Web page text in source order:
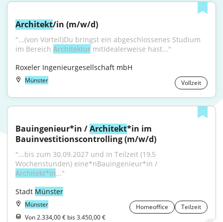
Architekt/in (m/w/d)
"...(von Vorteil)Du bringst ein abgeschlossenes Studium
im Bereich Architektur mitIdealerweise hast..."
Roxeler Ingenieurgesellschaft mbH
Münster Vollzeit
Bauingenieur*in / Architekt*in im
Bauinvestitionscontrolling (m/w/d)
"...bis zum 30.09.2027 und in Teilzeit (19,5
Architekt*in..."
Stadt Münster
Münster Homeoffice
Teilzeit
Von 2.334,00 € bis 3.450,00 €